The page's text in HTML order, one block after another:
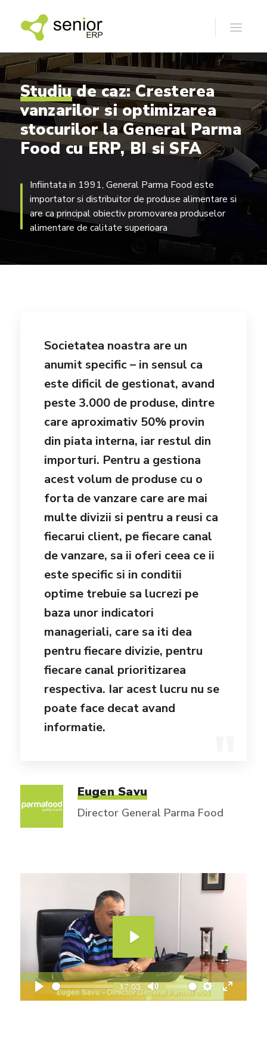
Studiu de caz: Cresterea
vanzarilor si optimizarea
stocurilor la General Parma
Food cu ERP, BI si SFA
Infiintata in 1991, General Parma Food este
importator si distribuitor de produse alimentare si
are ca principal obiectiv promovarea produselor
alimentare de calitate superioara
Societatea noastra are un
anumit specific – in sensul ca
este dificil de gestionat, avand
peste 3.000 de produse, dintre
care aproximativ 50% provin
din piata interna, iar restul din
importuri. Pentru a gestiona
acest volum de produse cu o
forta de vanzare care are mai
multe divizii si pentru a reusi ca
fiecarui client, pe fiecare canal
de vanzare, sa ii oferi ceea ce ii
este specific si in conditii
optime trebuie sa lucrezi pe
baza unor indicatori
manageriali, care sa iti dea
pentru fiecare divizie, pentru
fiecare canal prioritizarea
respectiva. Iar acest lucru nu se
poate face decat avand
informatie.
Eugen Savu
Director General Parma Food
P
-17:03
M
S
E
l
a
y